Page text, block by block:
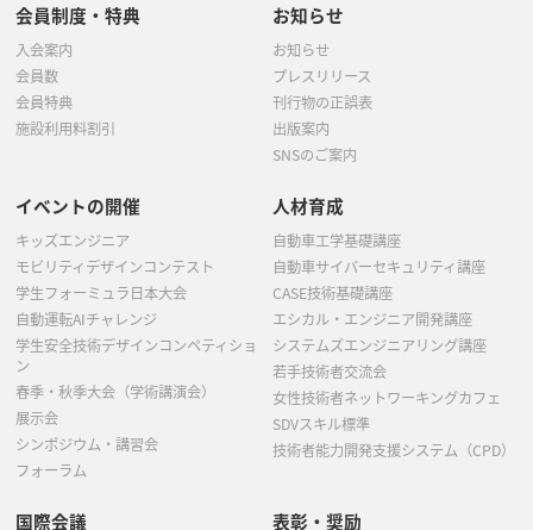
会員制度・特典
入会案内
会員数
会員特典
施設利用料割引
お知らせ
お知らせ
プレスリリース
刊行物の正誤表
出版案内
SNSのご案内
イベントの開催
キッズエンジニア
モビリティデザインコンテスト
学生フォーミュラ日本大会
自動運転AIチャレンジ
学生安全技術デザインコンペティショ
ン
春季・秋季大会（学術講演会）
展示会
シンポジウム・講習会
フォーラム
人材育成
自動車工学基礎講座
自動車サイバーセキュリティ講座
CASE技術基礎講座
エシカル・エンジニア開発講座
システムズエンジニアリング講座
若手技術者交流会
女性技術者ネットワーキングカフェ
SDVスキル標準
技術者能力開発支援システム（CPD）
国際会議 表彰・奨励